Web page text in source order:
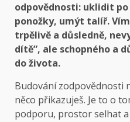
odpovědnosti: uklidit
ponožky, umýt talíř.
trpělivě a důsledně,
dítě”, ale schopného a
do života.
Budování zodpovědnosti
něco přikazuješ. Je to o
podporu, prostor selhat